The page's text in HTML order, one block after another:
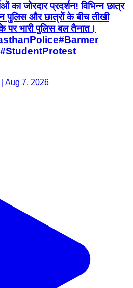
का जोरदार प्रदर्शन! विभिन्न छात्र
पुलिस और छात्रों के बीच तीखी
पर भारी पुलिस बल तैनात।
​#Barmer
Aug 7, 2026